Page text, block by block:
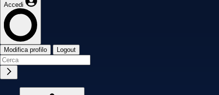
Accedi
Modifica profilo Logout